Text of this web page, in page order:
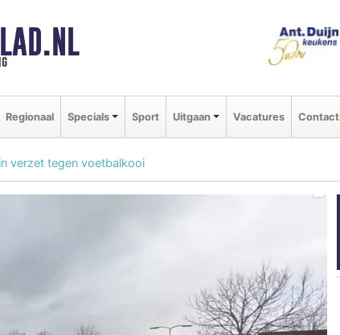
Regionaal Specials Sport Uitgaan Vacatures Contact
verzet tegen voetbalkooi